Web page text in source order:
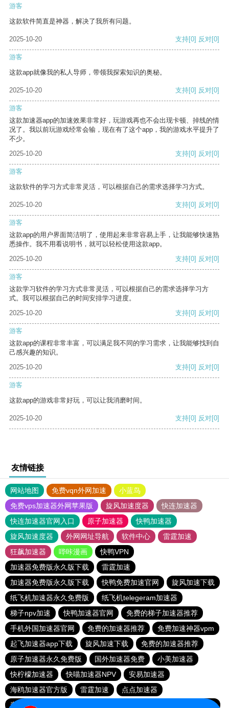
游客
这款软件简直是神器，解决了我所有问题。
2025-10-20 支持[0] 反对[0]
游客
这款app就像我的私人导师，带领我探索知识的奥秘。
2025-10-20 支持[0] 反对[0]
游客
这款加速器app的加速效果非常好，玩游戏再也不会出现卡顿、掉线的情
况了。我以前玩游戏经常会输，现在有了这个app，我的游戏水平提升了
不少。
2025-10-20
支持[0] 反对[0]
游客
这款软件的学习方式非常灵活，可以根据自己的需求选择学习方式。
2025-10-20 支持[0] 反对[0]
游客
这款app的用户界面简洁明了，使用起来非常容易上手，让我能够快速熟
悉操作。我不用看说明书，就可以轻松使用这款app。
2025-10-20
支持[0] 反对[0]
游客
这款学习软件的学习方式非常灵活，可以根据自己的需求选择学习方
式。我可以根据自己的时间安排学习进度。
2025-10-20
支持[0] 反对[0]
游客
这款app的课程非常丰富，可以满足我不同的学习需求，让我能够找到自
己感兴趣的知识。
2025-10-20
支持[0] 反对[0]
游客
这款app的游戏非常好玩，可以让我消磨时间。
2025-10-20 支持[0] 反对[0]
友情链接
网站地图 免费vqn外网加速
小蓝鸟
免费vps加速器外网苹果版
旋风加速度器
快连加速器
快连加速器官网入口
原子加速器
快鸭加速器
旋风加速度器
外网网址导航 软件中心
雷霆加速
狂飙加速器
哔咔漫画
快鸭VPN
加速器免费版永久版下载
雷霆加速
加速器免费版永久版下载
快鸭免费加速官网
旋风加速下载
纸飞机加速器永久免费版
纸飞机telegeram加速器
梯子npv加速
快鸭加速器官网
免费的梯子加速器推荐
手机外国加速器官网
免费的加速器推荐
免费加速神器vpm
起飞加速器app下载
旋风加速下载
免费的加速器推荐
原子加速器永久免费版
国外加速器免费
小美加速器
快柠檬加速器
快喵加速器NPV
安易加速器
海鸥加速器官方版
雷霆加速
点点加速器
毒舌加速器破解版永久免费
快喵加速器NPV